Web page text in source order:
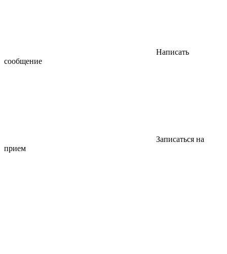
Написать
сообщение
Записаться на
прием